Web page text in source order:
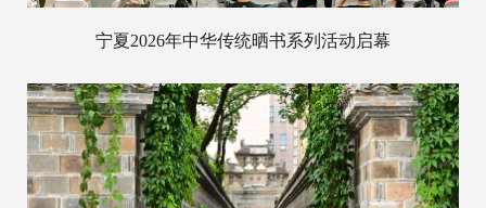
宁夏2026年中华传统晒书系列活动启幕